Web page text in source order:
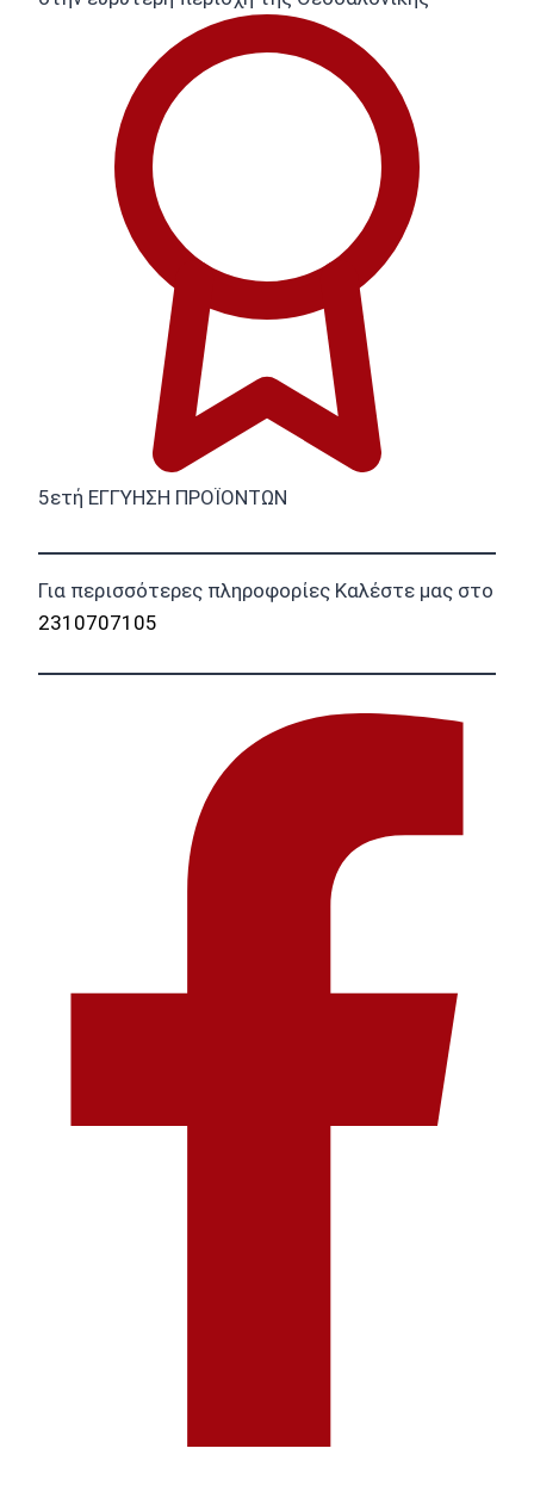
5ετή ΕΓΓΥΗΣΗ ΠΡΟΪΟΝΤΩΝ
Για περισσότερες πληροφορίες Καλέστε μας στο
2310707105